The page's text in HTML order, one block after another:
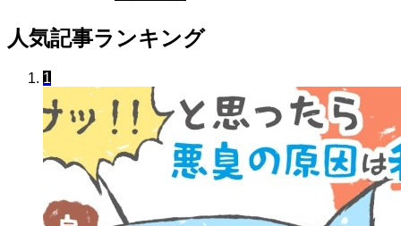
人気記事ランキング
1